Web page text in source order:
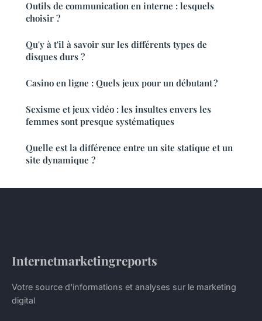
Outils de communication en interne : lesquels
choisir ?
Qu'y à t'il à savoir sur les différents types de
disques durs ?
Casino en ligne : Quels jeux pour un débutant ?
Sexisme et jeux vidéo : les insultes envers les
femmes sont presque systématiques
Quelle est la différence entre un site statique et un
site dynamique ?
Internetmarketingreports
Votre source d'informations et analyses sur le marketing
digital